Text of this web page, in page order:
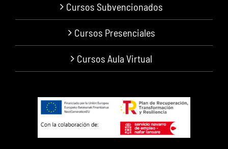
Cursos Subvencionados
Cursos Presenciales
Cursos Aula Virtual